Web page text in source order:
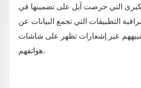
التي حرصت آبل على تضمينها في
التطبيقات التي تجمع البيانات عن
عبر إشعارات تظهر على شاشات
هواتفهم.